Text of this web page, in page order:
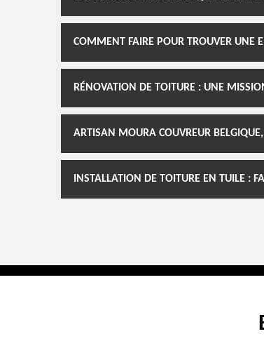
COMMENT FAIRE POUR TROUVER UNE
RÉNOVATION DE TOITURE : UNE
ARTISAN MOURA COUVREUR
INSTALLATION DE TOITURE EN TUILE :